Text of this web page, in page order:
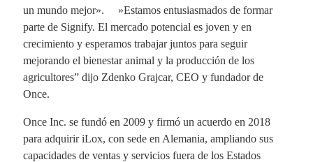
un mundo mejor». »Estamos entusiasmados de formar
parte de Signify. El mercado potencial es joven y en
crecimiento y esperamos trabajar juntos para seguir
mejorando el bienestar animal y la producción de los
agricultores” dijo Zdenko Grajcar, CEO y fundador de
Once.
Once Inc. se fundó en 2009 y firmó un acuerdo en 2018
para adquirir iLox, con sede en Alemania, ampliando sus
capacidades de ventas y servicios fuera de los Estados